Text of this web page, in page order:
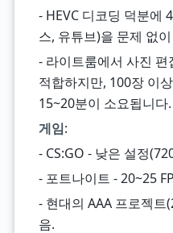
- HEVC 디코딩 덕분에
스, 유튜브)을 문제 없
- 라이트룸에서 사진
적합하지만, 100장 이
15~20분이 소요됩니다.
게임:
- CS:GO - 낮은 설정
- 포트나이트 - 20~25
- 현대의 AAA 프로젝
음.